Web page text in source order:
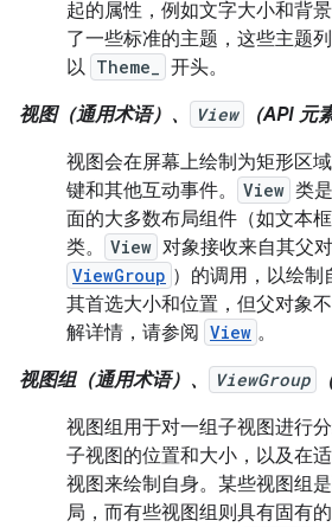
起的属性，例如文字大小和背
了一些标准的主题，这些主题
以 Theme_
开头。
视图（通用术语）、
View
（API 元
视图会在屏幕上绘制为矩形区
键和其他互动事件。
View 类
面的大多数布局组件（如文本
类。
View 对象接收来自其父
ViewGroup ）的调用，以绘制
其首选大小和位置，但父对象
解详情，请参阅 View 。
视图组（通用术语）、
ViewGroup
视图组用于对一组子视图进行
子视图的位置和大小，以及在
视图来绘制自身。某些视图组
局，而有些视图组则具有固有